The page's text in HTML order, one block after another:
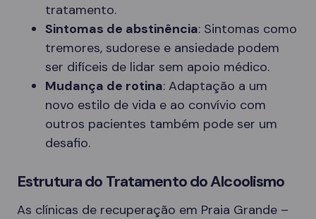
tratamento.
Sintomas de abstinência: Sintomas como
tremores, sudorese e ansiedade podem
ser difíceis de lidar sem apoio médico.
Mudança de rotina: Adaptação a um
novo estilo de vida e ao convívio com
outros pacientes também pode ser um
desafio.
Estrutura do Tratamento do Alcoolismo
As clínicas de recuperação em Praia Grande –